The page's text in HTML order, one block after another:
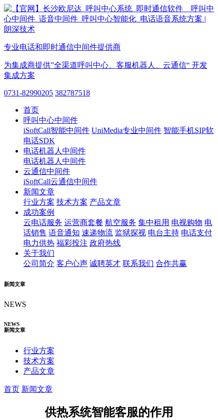
专业电话和即时通信中间件提供商
为集成商提供”全渠道呼叫中心、客服机器人、云通信“ 开发
集成方案
0731-82990205 382787518
首页
呼叫中心中间件
iSoftCall智能中间件 UniMedia专业中间件 智能手机SIP软
电话SDK
电话机器人中间件
电话机器人中间件
云通信中间件
iSoftCall云通信中间件
新闻文章
行业方案 技术方案 产品文章
成功案例
云电话服务 运营商套餐 航空服务 集中租用 电视购物 电
话销售 语音通知 速递物流 监狱探视 电台主持 电话支付
电力供热 福彩投注 政府热线
关于我们
公司简介 客户心声 诚聘英才 联系我们 合作共赢
新闻文章
NEWS
NEWS
新闻文章
行业方案
技术方案
产品文章
首页 新闻文章
供热系统智能客服的作用